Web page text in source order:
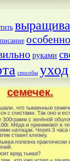
руками
способы уход